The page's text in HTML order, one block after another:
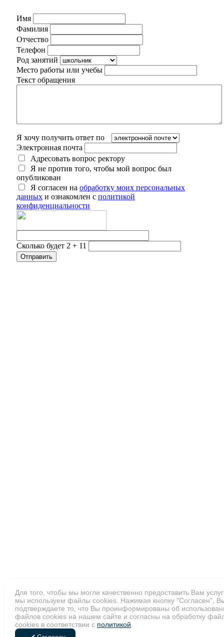
Имя
Фамилия
Отчество
Телефон
Род занятий
Место работы или учебы
Текст обращения
Я хочу получить ответ по
Электронная почта
Адресовать вопрос ректору
Я не против того, чтобы мой вопрос был
опубликован
Я согласен на обработку моих персональных
данных и ознакомлен с политикой
конфиденциальности
Сколько будет 2 + 11
Для того, чтобы мы могли качественно предоставить Вам
мы используем файлы cookies. Нажимая кнопку "Согласен",
подтверждаете то, что Вы проинформированы об
файлов cookies на нашем сайте и согласны на обработку
cookies в соответствии с политикой